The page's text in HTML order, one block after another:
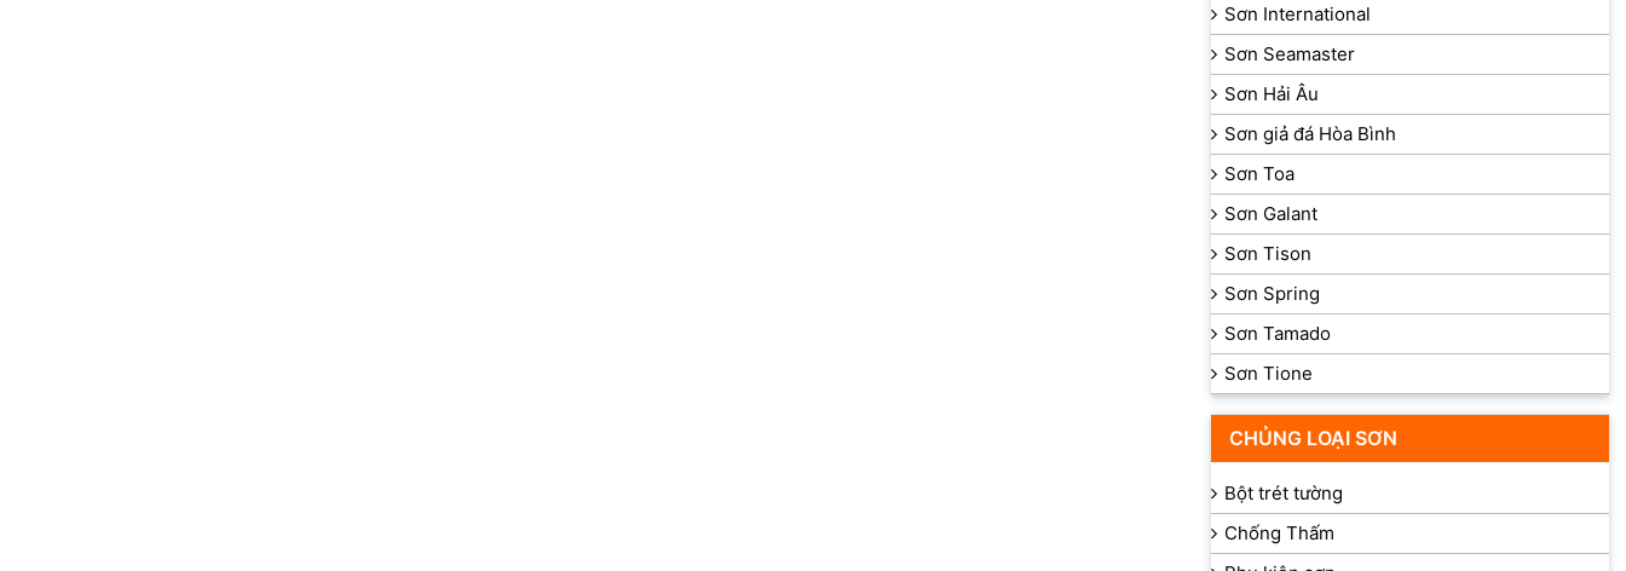
Sơn International
Sơn Seamaster
Sơn Hải Âu
Sơn giả đá Hòa Bình
Sơn Toa
Sơn Galant
Sơn Tison
Sơn Spring
Sơn Tamado
Sơn Tione
CHỦNG LOẠI SƠN
Bột trét tường
Chống Thấm